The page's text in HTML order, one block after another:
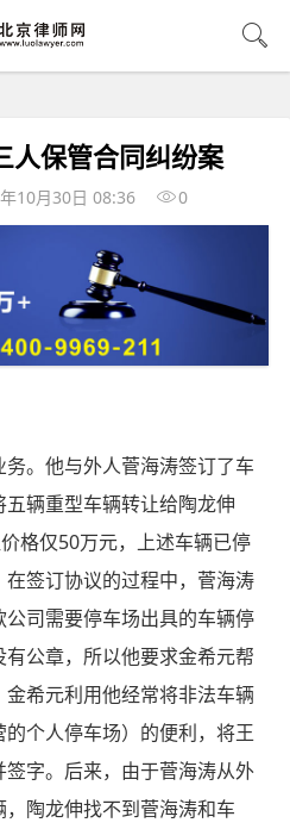
人保管合同纠纷案
10月30日 08:36 0
。他与外人菅海涛签订了车
辆重型车辆转让给陶龙伸
格仅50万元，上述车辆已停
签订协议的过程中，菅海涛
司需要停车场出具的车辆停
公章，所以他要求金希元帮
希元利用他经常将非法车辆
个人停车场）的便利，将王
字。后来，由于菅海涛从外
陶龙伸找不到菅海涛和车